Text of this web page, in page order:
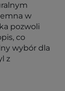
w
pozwoli
co
wybór dla
z